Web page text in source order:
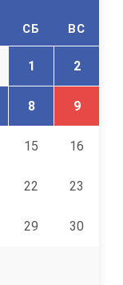
СБ ВС
1 2
8 9
15 16
22 23
29 30